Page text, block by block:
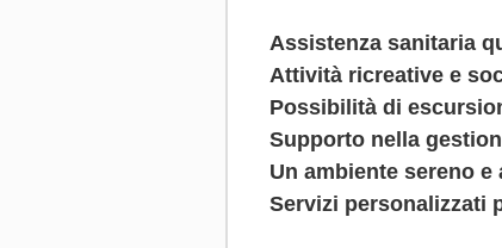
Assistenza sanitaria
Attività ricreative e
Possibilità di
Supporto nella
Un ambiente sereno
Servizi personalizzati